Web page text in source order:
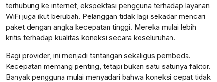
postsumatera.id
terhubung ke internet, ekspektasi pengguna terhadap layanan
WiFi juga ikut berubah. Pelanggan tidak lagi sekadar mencari
paket dengan angka kecepatan tinggi. Mereka mulai lebih
kritis terhadap kualitas koneksi secara keseluruhan.
Bagi provider, ini menjadi tantangan sekaligus pembeda.
Kecepatan memang penting, tetapi bukan satu satunya faktor.
Banyak pengguna mulai menyadari bahwa koneksi cepat tidak